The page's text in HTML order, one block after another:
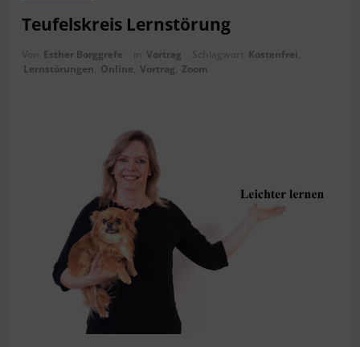
Teufelskreis Lernstörung
Esther Borggrefe Vortrag Kostenfrei
Lernstörungen Online Vortrag Zoom